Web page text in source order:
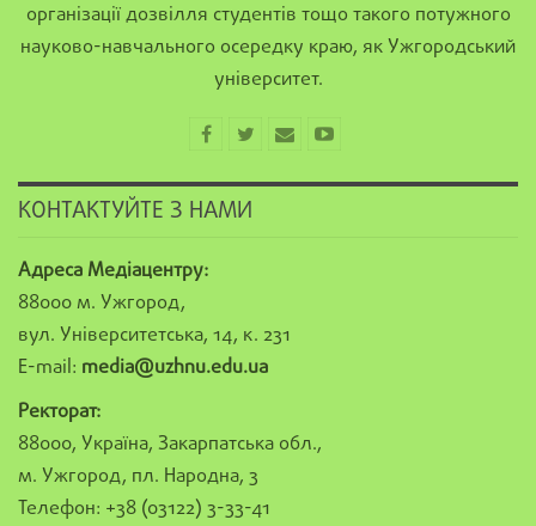
організації дозвілля студентів тощо такого потужного
науково-навчального осередку краю, як Ужгородський
університет.
КОНТАКТУЙТЕ З НАМИ
Адреса Медіацентру:
88000 м. Ужгород,
вул. Університетська, 14, к. 231
E-mail: media@uzhnu.edu.ua
Ректорат:
88000, Україна, Закарпатська обл.,
м. Ужгород, пл. Народна, 3
Телефон: +38 (03122) 3-33-41